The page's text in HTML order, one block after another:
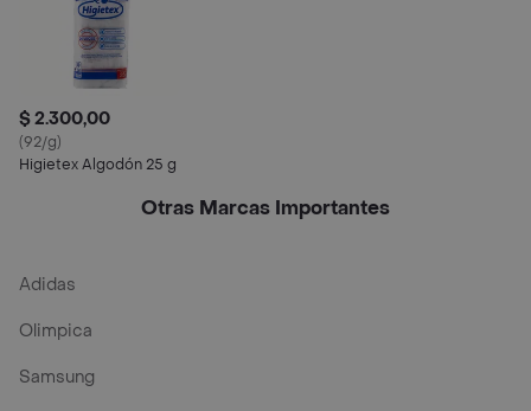
$ 2.300,00
(92/g)
Higietex Algodón 25 g
Otras Marcas Importantes
Adidas
Olimpica
Samsung